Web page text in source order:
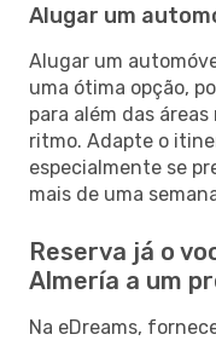
Alugar um
Alugar um
uma ótima opção,
para além das
ritmo. Adapte o
especialmente se
mais de uma
Reserva já o
Almería a um
Na eDreams,